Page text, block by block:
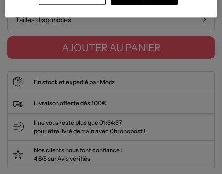
Tailles disponibles
AJOUTER AU PANIER
En stock et expédié par Modz
Livraison offerte dès 100€
Il ne vous reste plus que01:34:36
pour être livré demain avec Chronopost !
Nos clients nous font confiance :
4.6/5 sur Avis vérifiés